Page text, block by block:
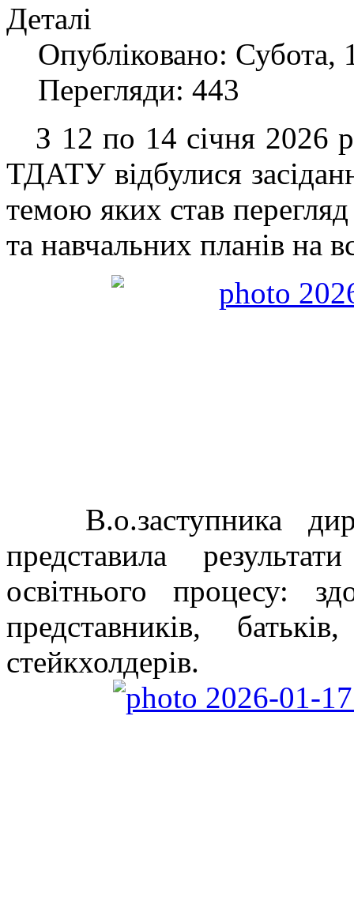
Деталі
Опубліковано: Субота,
Перегляди: 443
З 12 по 14 січня 2026
ТДАТУ відбулися
темою яких став
та навчальних планів на
В.о.заступника
представила
освітнього процесу:
представників,
стейкхолдерів.